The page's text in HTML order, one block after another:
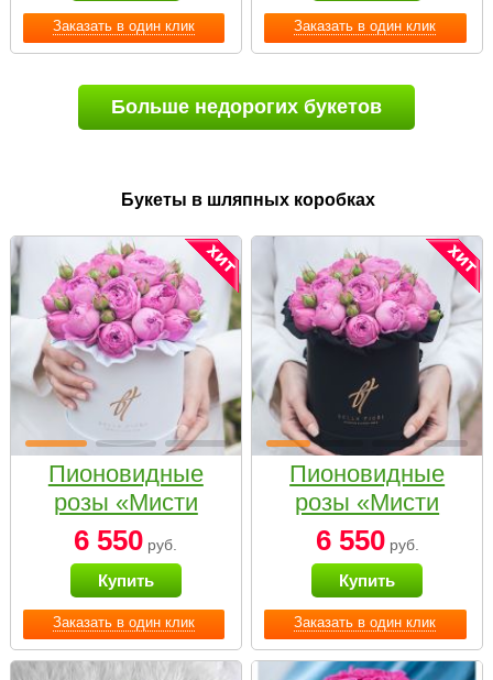
Заказать в один клик Заказать в один клик
Больше недорогих букетов
Букеты в шляпных коробках
Заказать в один клик
Пионовидные
розы «Мисти
бабблс» в белой
коробке Small
6 550 руб.
Купить
Заказать в один клик
Пионовидные
розы «Мисти
бабблс» в
черной коробке
Small
6 550руб.
Купить